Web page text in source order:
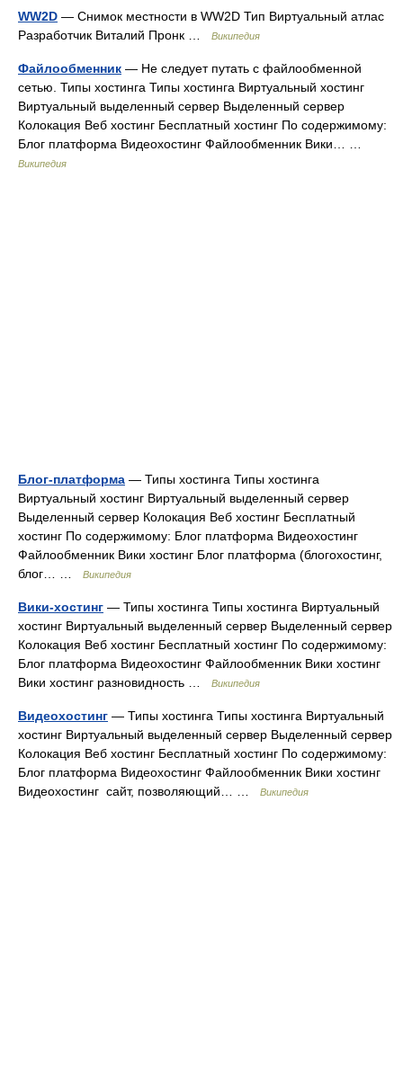
WW2D — Снимок местности в WW2D Тип Виртуальный атлас
Разработчик Виталий Пронк …
Википедия
Файлообменник — Не следует путать с файлообменной
сетью. Типы хостинга Типы хостинга Виртуальный хостинг
Виртуальный выделенный сервер Выделенный сервер
Колокация Веб хостинг Бесплатный хостинг По содержимому:
Блог платформа Видеохостинг Файлообменник Вики… …
Википедия
Блог-платформа — Типы хостинга Типы хостинга
Виртуальный хостинг Виртуальный выделенный сервер
Выделенный сервер Колокация Веб хостинг Бесплатный
хостинг По содержимому: Блог платформа Видеохостинг
Файлообменник Вики хостинг Блог платформа (блогохостинг,
блог… …
Википедия
Вики-хостинг — Типы хостинга Типы хостинга Виртуальный
хостинг Виртуальный выделенный сервер Выделенный сервер
Колокация Веб хостинг Бесплатный хостинг По содержимому:
Блог платформа Видеохостинг Файлообменник Вики хостинг
Вики хостинг разновидность …
Википедия
Видеохостинг — Типы хостинга Типы хостинга Виртуальный
хостинг Виртуальный выделенный сервер Выделенный сервер
Колокация Веб хостинг Бесплатный хостинг По содержимому:
Блог платформа Видеохостинг Файлообменник Вики хостинг
Видеохостинг сайт, позволяющий… …
Википедия